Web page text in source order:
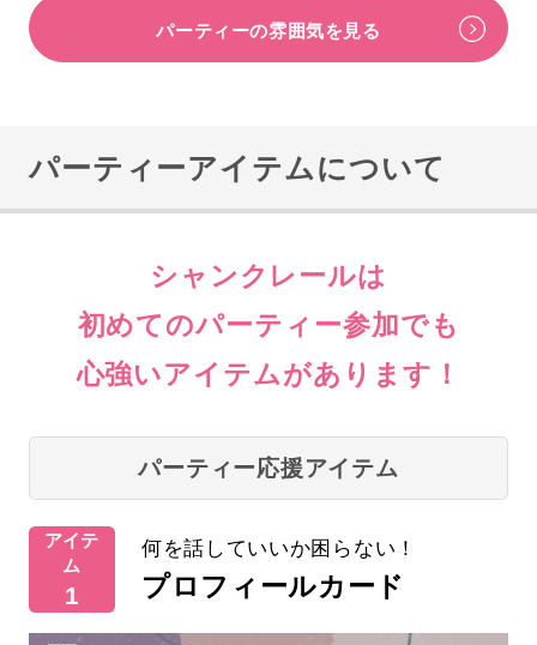
パーティーの雰囲気を見る
パーティーアイテムについて
シャンクレールは
初めてのパーティー参加でも
心強いアイテムがあります！
パーティー応援アイテム
アイテ
ム
1
何を話していいか困らない！
プロフィールカード